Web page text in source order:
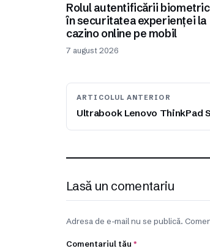
Rolul autentificării
în securitatea experienței la
cazino online pe mobil
7 august 2026
ARTICOLUL ANTERIOR
Ultrabook Lenovo ThinkPad
Lasă un comentariu
Adresa de e-mail nu se publică.
Comentariul tău *